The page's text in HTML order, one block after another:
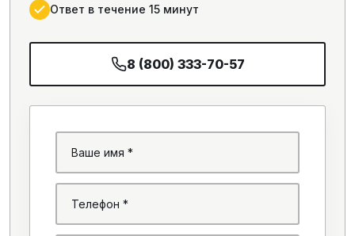
Ответ в течение 15 минут
8 (800) 333-70-57